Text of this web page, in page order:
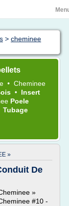
> cheminee
• Cheminee
• Insert
Poele
Tubage
»
De
»
#10 -